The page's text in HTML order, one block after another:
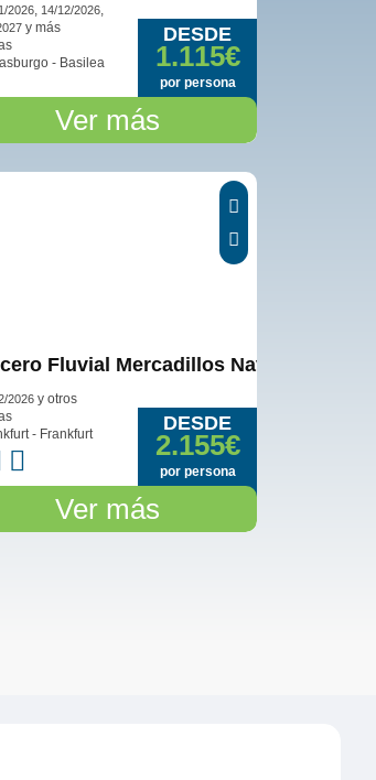
DESDE
1.115€
por persona
2026 14/12/2026
y más
- Basilea
Ver más
DESDE
2.155€
por persona
Fluvial Mercadillos Navideños en
2026 y otros
- Frankfurt
Ver más